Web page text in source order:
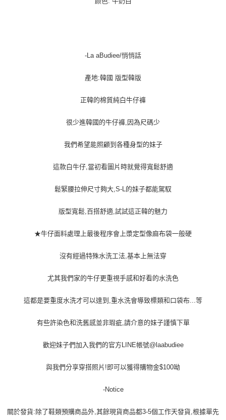
-La aBudiee/悄悄話
產地:韓國 版型韓版
正韓的棉質純白牛仔褲
很少進韓國的牛仔褲,因為尺碼少
我們希望能照顧到各種身型的妹子
這款白牛仔,當初看圖片時就覺得寬鬆舒適
鬆緊腰拉伸尺寸夠大,S-L的妹子都能駕馭
版型寬鬆,百搭舒適,試試這正韓的魅力
★牛仔面料處理上最後程序會上漿定型像麻布袋一般硬
沒有經過特殊水洗工法,基本上無法穿
尤其我們家的牛仔更重視手感和好看的水洗色
這都是要重度水洗才可以達到,重水洗會導致標類和口袋布...等
有些許染色和洗舊感並非瑕疵,請介意的妹子謹慎下單
歡迎妹子們加入我們的官方LINE帳號@laabudiee
與我們分享穿搭照片!即可以獲得購物金$100呦
-Notice
關於發貨:除了鞋類預購商品外,其餘現貨商品都3-5個工作天發貨,根據單先